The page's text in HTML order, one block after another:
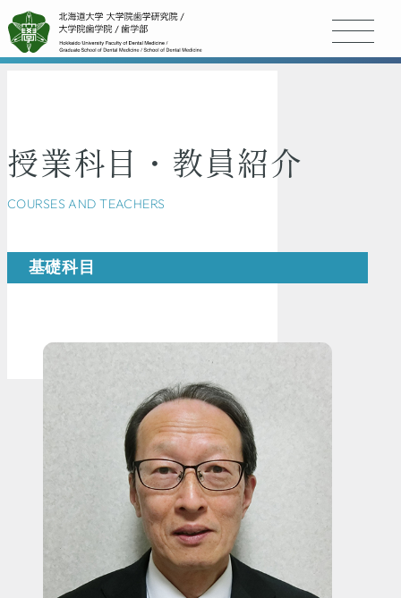
授業科目・教員紹介
COURSES AND TEACHERS
基礎科目